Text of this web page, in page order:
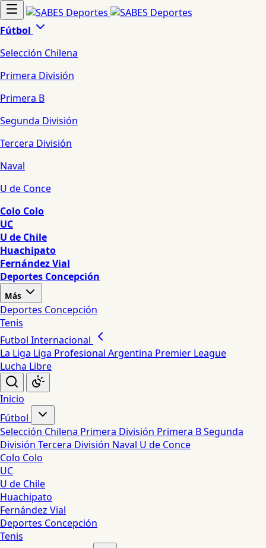
Fútbol
Selección Chilena
Primera División
Primera B
Segunda División
Tercera División
Naval
U de Conce
Colo Colo
UC
U de Chile
Huachipato
Fernández Vial
Deportes Concepción
Más
Deportes Concepción
Tenis
Futbol Internacional
La Liga Liga Profesional Argentina Premier League
Lucha Libre
Inicio
Fútbol
Selección Chilena Primera División Primera BSegunda
División Tercera División Naval U de Conce
Colo Colo
UC
U de Chile
Huachipato
Fernández Vial
Deportes Concepción
Tenis